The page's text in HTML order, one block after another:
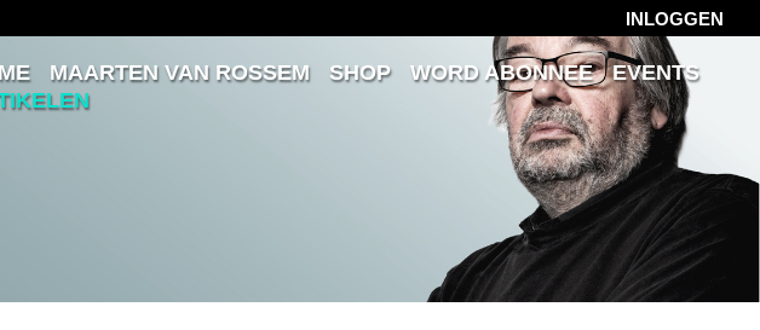
INLOGGEN
MAARTEN VAN ROSSEM SHOP WORD ABONNEE
EVENTS